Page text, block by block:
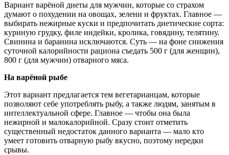
Вариант варёной диеты для мужчин, которые со страхом
думают о похудении на овощах, зелени и фруктах. Главное —
выбирать нежирные куски и предпочитать диетические сорта:
куриную грудку, филе индейки, кролика, говядину, телятину.
Свинина и баранина исключаются. Суть — на фоне снижения
суточной калорийности рациона съедать 500 г (для женщин),
800 г (для мужчин) отварного мяса.
На варёной рыбе
Этот вариант предлагается тем вегетарианцам, которые
позволяют себе употреблять рыбу, а также людям, занятым в
интеллектуальной сфере. Главное — чтобы она была
нежирной и малокалорийной. Сразу стоит отметить
существенный недостаток данного варианта — мало кто
умеет готовить отварную рыбу вкусно, поэтому нередки
срывы.